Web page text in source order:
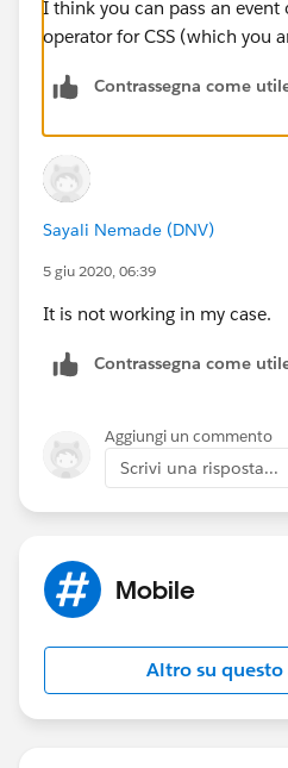
I think you can pass an event
operator for CSS (which you
Contrassegna come
Sayali Nemade (DNV)
5 giu 2020, 06:39
It is not working in my case.
Contrassegna come
Aggiungi un commento
Scrivi una risposta...
Mobile
Altro su